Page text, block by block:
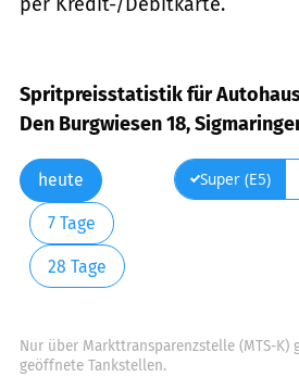
Spritpreisstatistik für
Den Burgwiesen 18,
heute
7 Tage
28 Tage
Super (E5)
Nur über Markttransparenzstelle (MTS-
geöffnete Tankstellen.